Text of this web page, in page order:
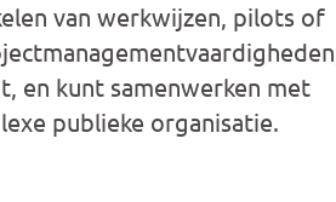
van werkwijzen, pilots of
en kunt samenwerken met
publieke organisatie.